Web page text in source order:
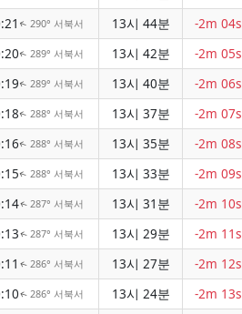
↑ 290° 서북서 13시 44분 -2m 04s
↑ 289° 서북서 13시 42분 -2m 05s
↑ 289° 서북서 13시 40분 -2m 06s
↑ 288° 서북서 13시 37분 -2m 07s
↑ 288° 서북서 13시 35분 -2m 08s
↑ 288° 서북서 13시 33분 -2m 09s
↑ 287° 서북서 13시 31분 -2m 10s
↑ 287° 서북서 13시 29분 -2m 11s
↑ 286° 서북서 13시 27분 -2m 12s
↑ 286° 서북서 13시 24분 -2m 13s